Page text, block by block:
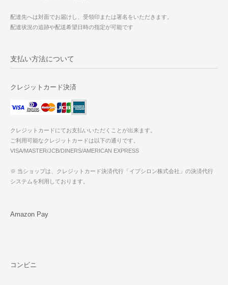
配達先へは対面でお届けし、受領印または署名をいただきます。
配達状況の追跡や配送希望日時の指定が可能です
支払い方法について
クレジットカード決済
クレジットカードにてお支払いいただくことが出来ます。
ご利用可能なクレジットカードは以下の通りです。
VISA/MASTER/JCB/DINERS/AMERICAN EXPRESS
※ 当ショップは、クレジットカード決済代行「イプシロン株式会社」の決済代行
システムを利用しております。
Amazon Pay
コンビニ